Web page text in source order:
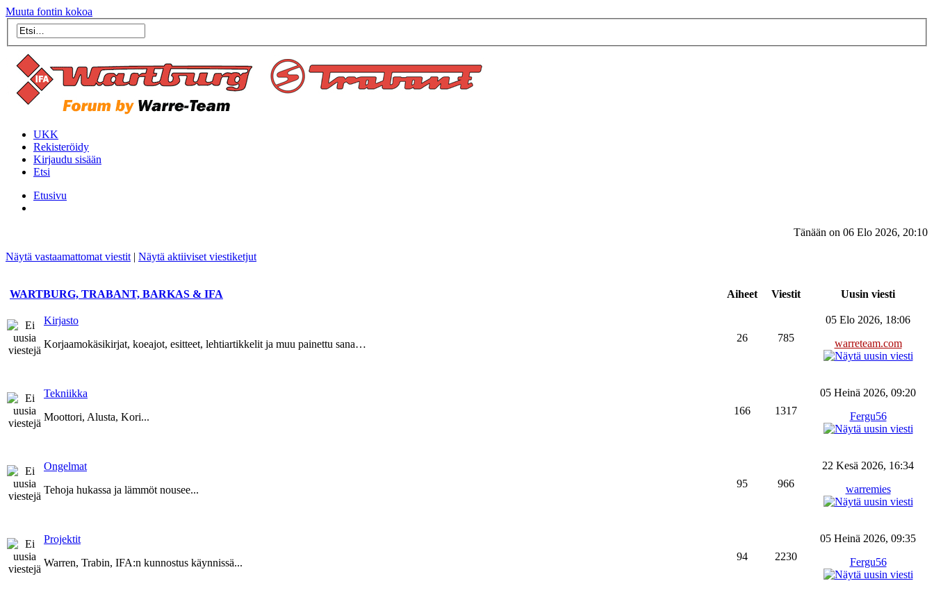
Muuta fontin kokoa
UKK
Rekisteröidy
Kirjaudu sisään
Etsi
Etusivu
Tänään on 06 Elo 2026, 20:10
Näytä vastaamattomat viestit | Näytä aktiiviset viestiketjut
WARTBURG, TRABANT, BARKAS & IFA Aiheet Viestit Uusin viesti
Kirjasto
Korjaamokäsikirjat, koeajot, esitteet, lehtiartikkelit ja muu painettu sana…
26 785
05 Elo 2026, 18:06
warreteam.com
Tekniikka
Moottori, Alusta, Kori...
166 1317
05 Heinä 2026, 09:20
Fergu56
Ongelmat
Tehoja hukassa ja lämmöt nousee...
95 966
22 Kesä 2026, 16:34
warremies
Projektit
Warren, Trabin, IFA:n kunnostus käynnissä...
94 2230
05 Heinä 2026, 09:35
Fergu56